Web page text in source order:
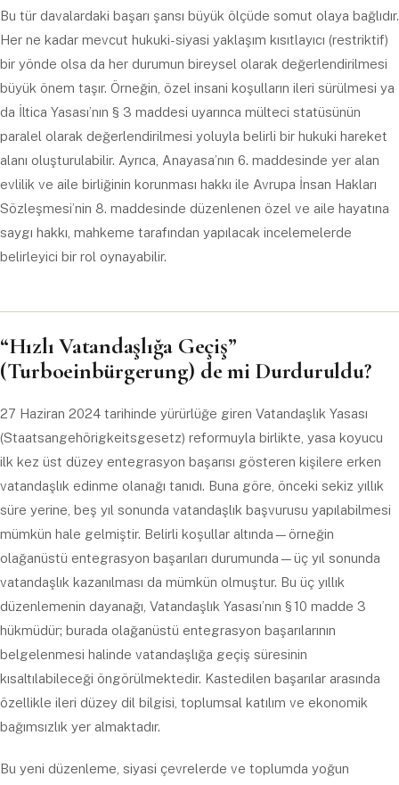
Bu tür davalardaki başarı şansı büyük ölçüde somut olaya bağlıdır.
Her ne kadar mevcut hukuki-siyasi yaklaşım kısıtlayıcı (restriktif)
bir yönde olsa da her durumun bireysel olarak değerlendirilmesi
büyük önem taşır. Örneğin, özel insani koşulların ileri sürülmesi ya
da İltica Yasası’nın § 3 maddesi uyarınca mülteci statüsünün
paralel olarak değerlendirilmesi yoluyla belirli bir hukuki hareket
alanı oluşturulabilir. Ayrıca, Anayasa’nın 6. maddesinde yer alan
evlilik ve aile birliğinin korunması hakkı ile Avrupa İnsan Hakları
Sözleşmesi’nin 8. maddesinde düzenlenen özel ve aile hayatına
saygı hakkı, mahkeme tarafından yapılacak incelemelerde
belirleyici bir rol oynayabilir.
“Hızlı Vatandaşlığa Geçiş”
(Turboeinbürgerung) de mi Durduruldu?
27 Haziran 2024 tarihinde yürürlüğe giren Vatandaşlık Yasası
(Staatsangehörigkeitsgesetz) reformuyla birlikte, yasa koyucu
ilk kez üst düzey entegrasyon başarısı gösteren kişilere erken
vatandaşlık edinme olanağı tanıdı. Buna göre, önceki sekiz yıllık
süre yerine, beş yıl sonunda vatandaşlık başvurusu yapılabilmesi
mümkün hale gelmiştir. Belirli koşullar altında—örneğin
olağanüstü entegrasyon başarıları durumunda—üç yıl sonunda
vatandaşlık kazanılması da mümkün olmuştur. Bu üç yıllık
düzenlemenin dayanağı, Vatandaşlık Yasası’nın § 10 madde 3
hükmüdür; burada olağanüstü entegrasyon başarılarının
belgelenmesi halinde vatandaşlığa geçiş süresinin
kısaltılabileceği öngörülmektedir. Kastedilen başarılar arasında
özellikle ileri düzey dil bilgisi, toplumsal katılım ve ekonomik
bağımsızlık yer almaktadır.
Bu yeni düzenleme, siyasi çevrelerde ve toplumda yoğun